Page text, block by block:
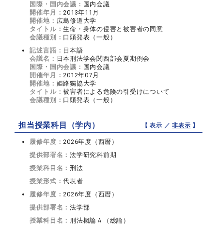
国際・国内会議： 国内会議
開催年月：2013年11月
開催地： 広島修道大学
タイトル：生命・身体の侵害と被害者の同意
会議種別： 口頭発表（一般）
記述言語： 日本語
会議名： 日本刑法学会関西部会夏期例会
国際・国内会議： 国内会議
開催年月：2012年07月
開催地： 姫路獨協大学
タイトル：被害者による危険の引受けについて
会議種別： 口頭発表（一般）
担当授業科目（学内） 【 表示 ／非表示 】
履修年度：2026年度（西暦）
提供部署名：法学研究科前期
授業科目名：刑法
授業形式：代表者
履修年度：2026年度（西暦）
提供部署名：法学部
授業科目名：刑法概論Ａ（総論）